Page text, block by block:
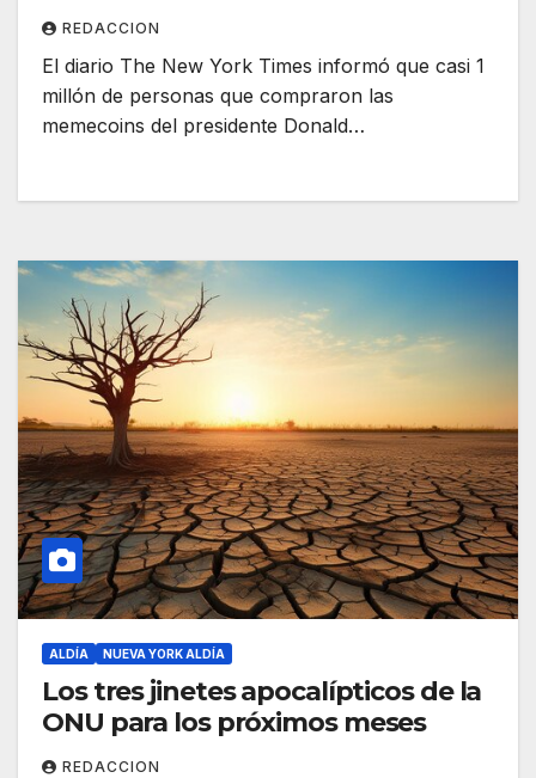
REDACCION
El diario The New York Times informó que casi 1
millón de personas que compraron las
memecoins del presidente Donald…
ALDÍA NUEVA YORK ALDÍA
Los tres jinetes apocalípticos de la
ONU para los próximos meses
REDACCION